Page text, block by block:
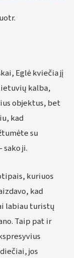
Eglė kviečia jį
kalba,
objektus, bet
kad
su
sako ji.
kuriuos
kad
labiau turistų
Taip pat ir
jos